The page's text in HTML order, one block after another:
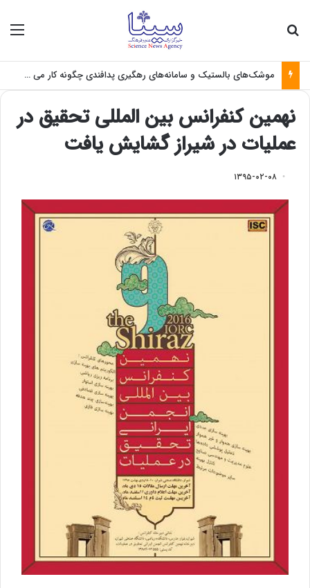
موشک‌های بالستیک و سامانه‌های رهگیری پدافندی چگونه کار می کنند؟
نهمین کنفرانس بین المللی تحقیق در
عملیات در شیراز گشایش یافت
۱۳۹۵-۰۲-۰۸